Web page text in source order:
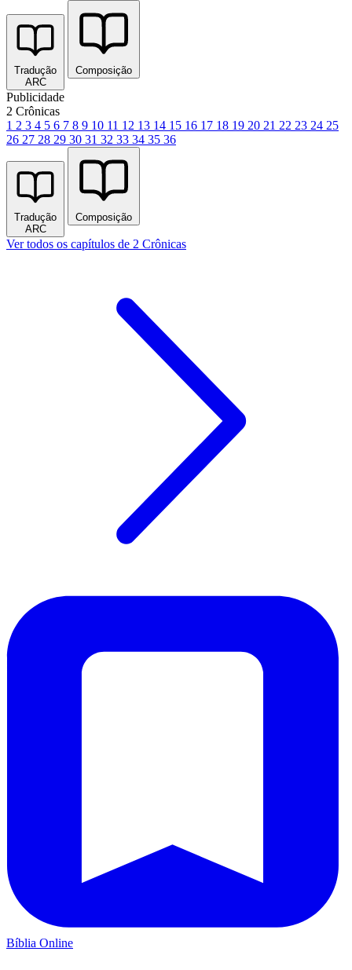
Tradução
ARC
Composição
Publicidade
2 Crônicas
1 2 3 4 5 6 7 8 9 10 11 12 13 14 15 16 17 18 19 20 21 22 23 24 25
26 27 28 29 30 31 32 33 34 35 36
Tradução
ARC
Composição
Ver todos os capítulos de 2 Crônicas
Bíblia Online